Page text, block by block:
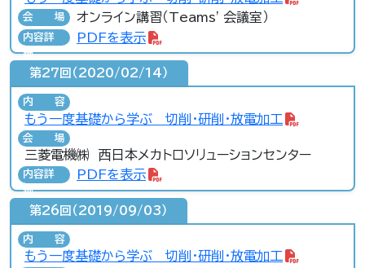
会場 オンライン講習（Teams' 会議室）
内容詳
細
PDFを表示
第27回（2020/02/14）
内容
もう一度基礎から学ぶ 切削・研削・放電加工
会場
三菱電機㈱ 西日本メカトロソリューションセンター
内容詳
細
PDFを表示
第26回（2019/09/03）
内容
もう一度基礎から学ぶ 切削・研削・放電加工